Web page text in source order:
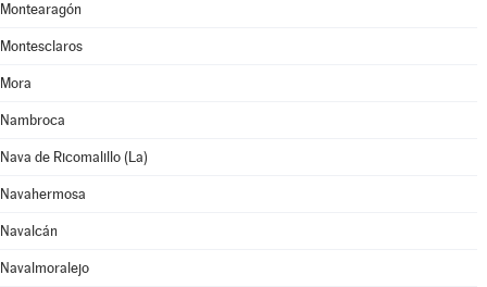
Montearagón
Montesclaros
Mora
Nambroca
Nava de Ricomalillo (La)
Navahermosa
Navalcán
Navalmoralejo